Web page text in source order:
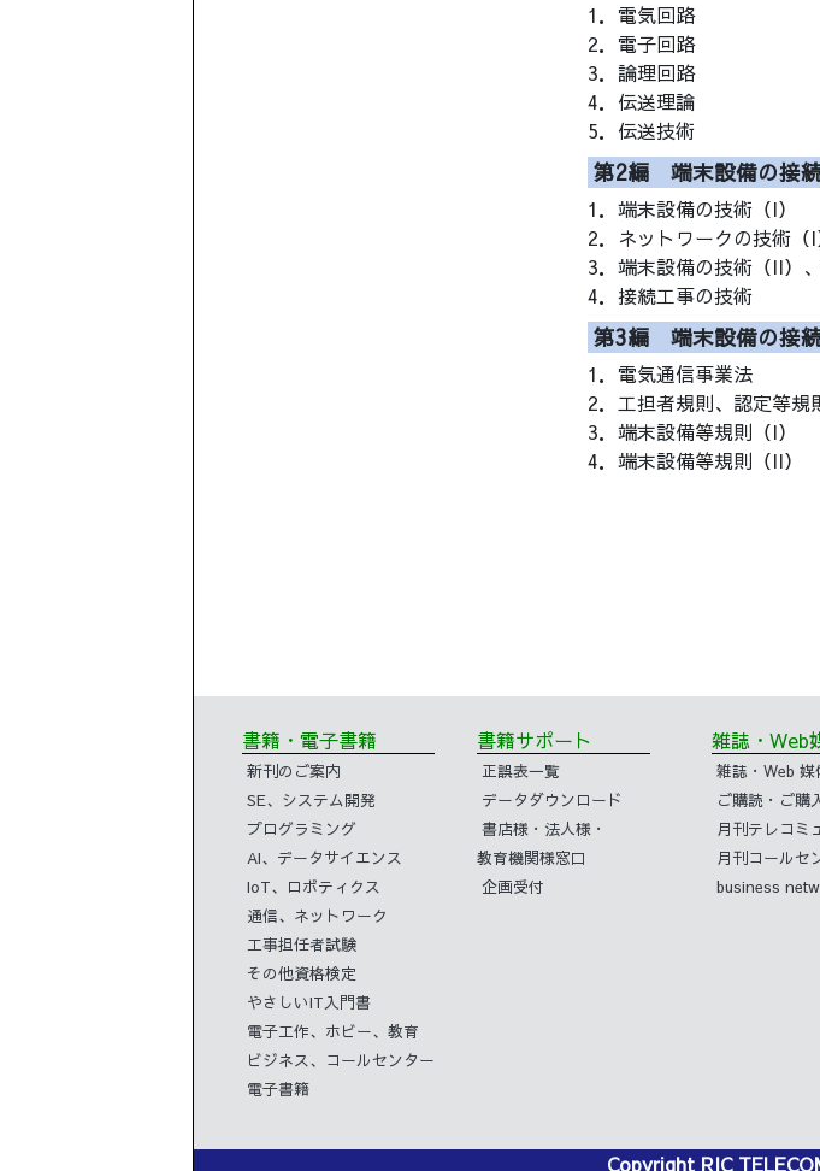
1．電気回路
2．電子回路
3．論理回路
4．伝送理論
5．伝送技術
第2編 端末設備の接
1．端末設備の技術（I）
2．ネットワークの技術（I
3．端末設備の技術（II）
4．接続工事の技術
第3編 端末設備の接
1．電気通信事業法
2．工担者規則、認定等
3．端末設備等規則（I）
4．端末設備等規則（II）
書籍・電子書籍
新刊のご案内
SE、システム開発
プログラミング
AI、データサイエンス
IoT、ロボティクス
通信、ネットワーク
工事担任者試験
その他資格検定
やさしいIT入門書
電子工作、ホビー、教育
ビジネス、コールセンター
電子書籍
書籍サポート
正誤表一覧
データダウンロード
書店様・法人様・
教育機関様窓口
企画受付
雑誌・
雑誌・Web 媒
ご購読・ご購
月刊テレコミ
月刊コールセ
business
Copyright RIC